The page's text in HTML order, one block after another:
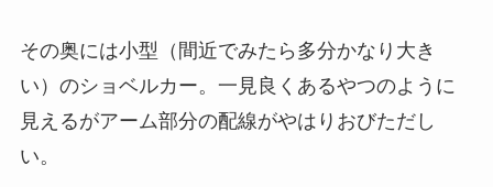
その奥には小型（間近でみたら多分かなり大き
い）のショベルカー。一見良くあるやつのように
見えるがアーム部分の配線がやはりおびただし
い。